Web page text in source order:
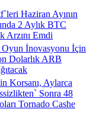
Haziran Ayının
2 Aylık BTC
Arzını Emdi
İnovasyonu İçin
Dolarlık ARB
Korsanı, Aylarca
Sonra 48
Tornado Cashe